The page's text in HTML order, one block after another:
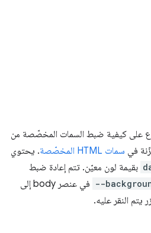
على كيفية ضبط السمات المخصّصة من
في سمات HTML المخصّصة
. يحتوي
بقيمة لون معيّن. تتم إعادة ضبط
--
في عنصر body إلى
يتم النقر عليه.